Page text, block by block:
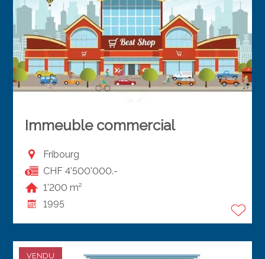
Immeuble commercial
Fribourg
CHF 4'500'000.-
1'200 m²
1995
VENDU